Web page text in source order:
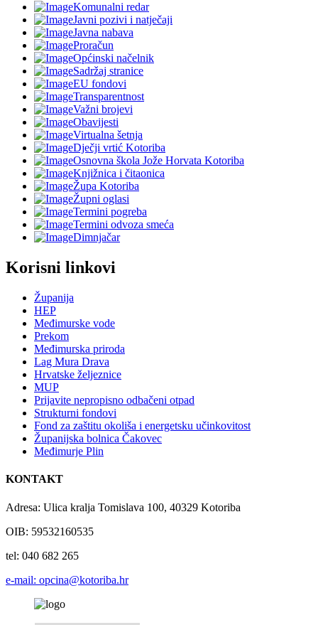
Komunalni redar
Javni pozivi i natječaji
Javna nabava
Proračun
Općinski načelnik
Sadržaj stranice
EU fondovi
Transparentnost
Važni brojevi
Obavijesti
Virtualna šetnja
Dječji vrtić Kotoriba
Osnovna škola Jože Horvata Kotoriba
Knjižnica i čitaonica
Župa Kotoriba
Župni oglasi
Termini pogreba
Termini odvoza smeća
Dimnjačar
Korisni linkovi
Županija
HEP
Međimurske vode
Prekom
Međimurska priroda
Lag Mura Drava
Hrvatske željeznice
MUP
Prijavite nepropisno odbačeni otpad
Strukturni fondovi
Fond za zaštitu okoliša i energetsku učinkovitost
Županijska bolnica Čakovec
Međimurje Plin
KONTAKT
Adresa: Ulica kralja Tomislava 100, 40329 Kotoriba
OIB: 59532160535
tel: 040 682 265
e-mail: opcina@kotoriba.hr